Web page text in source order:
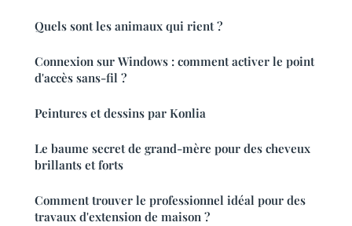
Quels sont les animaux qui rient ?
Connexion sur Windows : comment activer le point
d'accès sans-fil ?
Peintures et dessins par Konlia
Le baume secret de grand-mère pour des cheveux
brillants et forts
Comment trouver le professionnel idéal pour des
travaux d'extension de maison ?